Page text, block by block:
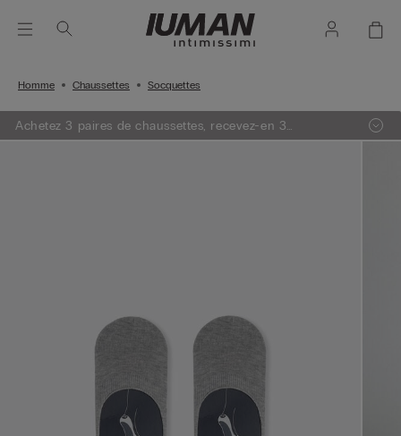
Homme Chaussettes Socquettes
Achetez 3 paires de chaussettes, recevez-en 3
GRATUITES !